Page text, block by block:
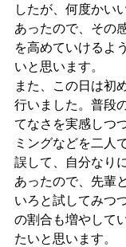
したが、何度かい
あったので、その
を高めていけるよ
いと思います。
また、この日は初
行いました。普段
てなさを実感しつ
ミングなどを二人
誤して、自分なり
あったので、先輩
いろと試してみつ
の割合も増やして
たいと思います。